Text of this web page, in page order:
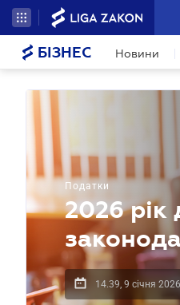
БІЗНЕС Новини
Податки
2026 рік
14.39, 9 січня 2026